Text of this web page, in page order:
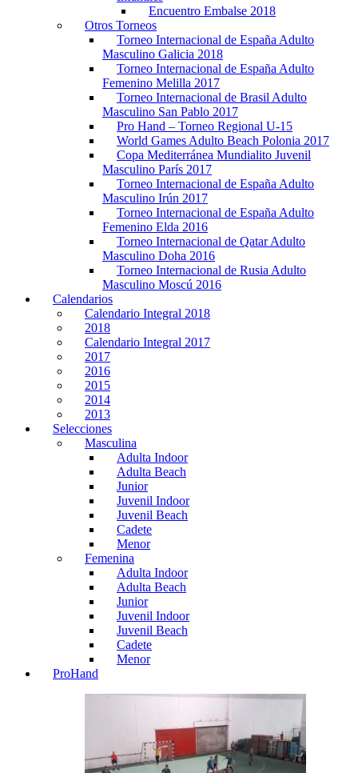
Encuentro Embalse 2018
Otros Torneos
Torneo Internacional de España Adulto
Masculino Galicia 2018
Torneo Internacional de España Adulto
Femenino Melilla 2017
Torneo Internacional de Brasil Adulto
Masculino San Pablo 2017
Pro Hand – Torneo Regional U-15
World Games Adulto Beach Polonia 2017
Copa Mediterránea Mundialito Juvenil
Masculino París 2017
Torneo Internacional de España Adulto
Masculino Irún 2017
Torneo Internacional de España Adulto
Femenino Elda 2016
Torneo Internacional de Qatar Adulto
Masculino Doha 2016
Torneo Internacional de Rusia Adulto
Masculino Moscú 2016
Calendarios
Calendario Integral 2018
2018
Calendario Integral 2017
2017
2016
2015
2014
2013
Selecciones
Masculina
Adulta Indoor
Adulta Beach
Junior
Juvenil Indoor
Juvenil Beach
Cadete
Menor
Femenina
Adulta Indoor
Adulta Beach
Junior
Juvenil Indoor
Juvenil Beach
Cadete
Menor
ProHand